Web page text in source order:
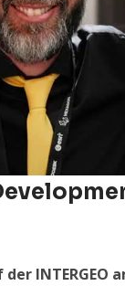
INTERGEO